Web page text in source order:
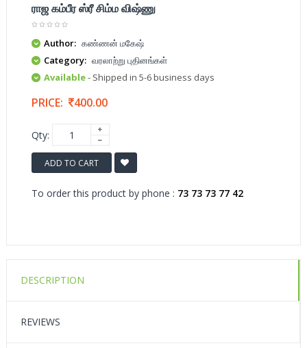
ராஜ கம்பீர ஸ்ரீ சிம்ம விஷ்ணு
Author: கண்ணன் மகேஷ்
Category: வரலாற்று புதினங்கள்
Available- Shipped in 5-6 business days
PRICE: 400.00
Qty:
ADD TO CART
To order this product by phone : 73 73 73 77 42
DESCRIPTION
REVIEWS